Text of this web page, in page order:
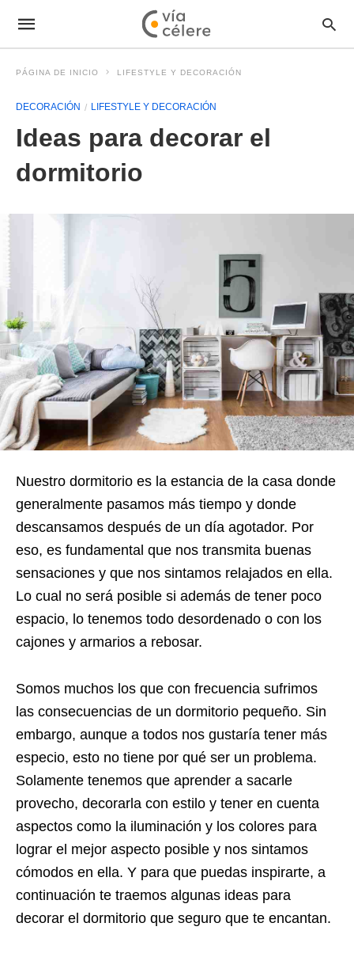
PÁGINA DE INICIO LIFESTYLE Y DECORACIÓN
DECORACIÓN LIFESTYLE Y DECORACIÓN
Ideas para decorar el
dormitorio
Nuestro dormitorio es la estancia de la casa donde
generalmente pasamos más tiempo y donde
descansamos después de un día agotador. Por
eso, es fundamental que nos transmita buenas
sensaciones y que nos sintamos relajados en ella.
Lo cual no será posible si además de tener poco
espacio, lo tenemos todo desordenado o con los
cajones y armarios a rebosar.
Somos muchos los que con frecuencia sufrimos
las consecuencias de un dormitorio pequeño. Sin
embargo, aunque a todos nos gustaría tener más
especio, esto no tiene por qué ser un problema.
Solamente tenemos que aprender a sacarle
provecho, decorarla con estilo y tener en cuenta
aspectos como la iluminación y los colores para
lograr el mejor aspecto posible y nos sintamos
cómodos en ella. Y para que puedas inspirarte, a
continuación te traemos algunas ideas para
decorar el dormitorio que seguro que te encantan.